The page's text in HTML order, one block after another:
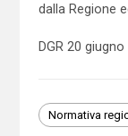
dalla Regione
DGR 20
Normativa